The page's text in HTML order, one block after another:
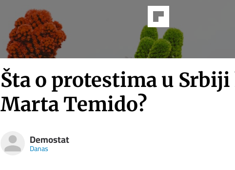
Šta o protestima u Srbiji
Marta Temido?
Demostat
Danas